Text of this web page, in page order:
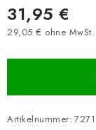
31,95 €
29,05 € ohne MwSt.
Artikelnummer: 7271